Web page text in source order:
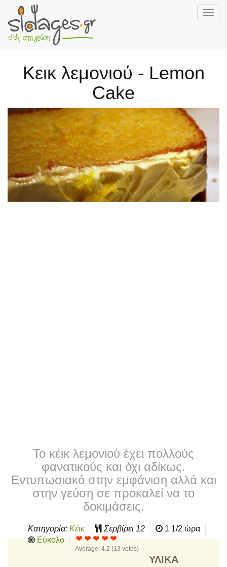
Skip
contentΚεικ λεμονιού - Lemon
Cake
Το κέικ λεμονιού έχει πολλούς
φανατικούς και όχι αδίκως.
Εντυπωσιακό στην εμφάνιση αλλά και
στην γεύση σε προκαλεί να το
δοκιμάσεις.
Κατηγορία: Κέικ Σερβίρει 12
1 1/2 ώρα
Εύκολο
Average: 4.2 (13 votes)
ΥΛΙΚΆ